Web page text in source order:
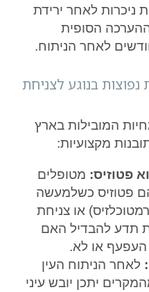
ניכרות לאחר ירידת
הסופית
בנוגע לצניחת
המובילות בארץ
מקצועיות:
פטוזיס: מטופלים
פטוזיס כשלמעשה
או צניחת
תדע להבדיל האם
העפעף או לא.
לאחר הניתוח העין
יתכן יובש עיני